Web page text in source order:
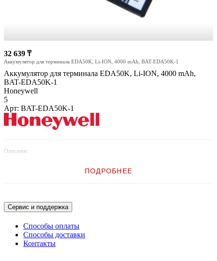
32 639 ₸
Аккумулятор для терминала EDA50K, Li-ION, 4000 mAh, BAT-EDA50K-1
Аккумулятор для терминала EDA50K, Li-ION, 4000 mAh,
BAT-EDA50K-1
Honeywell
5
Арт: BAT-EDA50K-1
Описание:
ПОДРОБНЕЕ
Сервис и поддержка
Способы оплаты
Способы доставки
Контакты